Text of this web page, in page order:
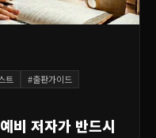
트 #출판가이드
비 저자가 반드시